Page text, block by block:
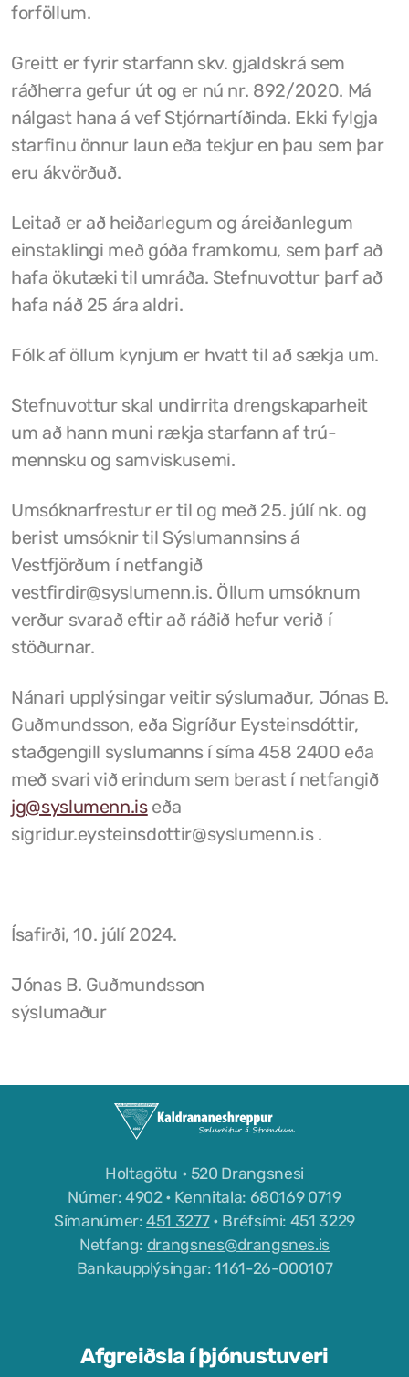
forföllum.
Greitt er fyrir starfann skv. gjaldskrá sem
ráðherra gefur út og er nú nr. 892/2020. Má
nálgast hana á vef Stjórnartíðinda. Ekki fylgja
starfinu önnur laun eða tekjur en þau sem þar
eru ákvörðuð.
Leitað er að heiðarlegum og áreiðanlegum
einstaklingi með góða framkomu, sem þarf að
hafa ökutæki til umráða. Stefnuvottur þarf að
hafa náð 25 ára aldri.
Fólk af öllum kynjum er hvatt til að sækja um.
Stefnuvottur skal undirrita drengskaparheit
um að hann muni rækja starfann af trú-
mennsku og samviskusemi.
Umsóknarfrestur er til og með 25. júlí nk. og
berist umsóknir til Sýslumannsins á
Vestfjörðum í netfangið
vestfirdir@syslumenn.is. Öllum umsóknum
verður svarað eftir að ráðið hefur verið í
stöðurnar.
Nánari upplýsingar veitir sýslumaður, Jónas B.
Guðmundsson, eða Sigríður Eysteinsdóttir,
staðgengill syslumanns í síma 458 2400 eða
með svari við erindum sem berast í netfangið
jg@syslumenn.iseða
sigridur.eysteinsdottir@syslumenn.is .
Ísafirði, 10. júlí 2024.
Jónas B. Guðmundsson
sýslumaður
Holtagötu • 520 Drangsnesi
Númer: 4902 • Kennitala: 680169 0719
Símanúmer:451 3277• Bréfsími: 451 3229
Netfang: drangsnes@drangsnes.is
Bankaupplýsingar: 1161-26-000107
Afgreiðsla í þjónustuveri
Gönguleiðir í Kaldrananeshreppi
Hafnir í Kaldrananeshreppi
Fiskvinnslan Drangur
Útgerðarfélagið Skúli
Félög í Kaldrananeshreppi
Sundlaugin á Drangsnesi
Gvendarlaug hins góða
Líkamsræktarstöð Drangsness
Verslunarfélag Drangsness
Samkomuhúsið Baldur
Veitingastaðir
Tjaldstæði